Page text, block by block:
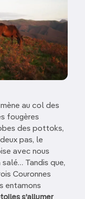
au col des
fougères
des pottoks,
pas, le
avec nous
Tandis que,
Couronnes
entamons